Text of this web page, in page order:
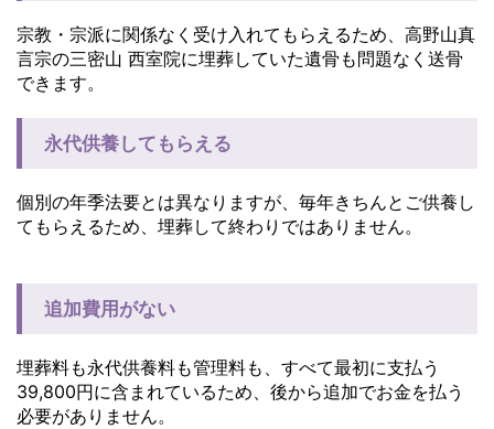
宗教・宗派に関係なく受け入れてもらえるため、高野山真
言宗の三密山 西室院に埋葬していた遺骨も問題なく送骨
できます。
永代供養してもらえる
個別の年季法要とは異なりますが、毎年きちんとご供養し
てもらえるため、埋葬して終わりではありません。
追加費用がない
埋葬料も永代供養料も管理料も、すべて最初に支払う
39,800円に含まれているため、後から追加でお金を払う
必要がありません。